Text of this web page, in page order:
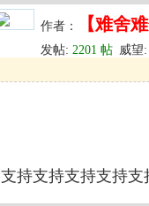
作者： 【难舍难
发帖: 2201 帖 威望:
支持支持支持支持